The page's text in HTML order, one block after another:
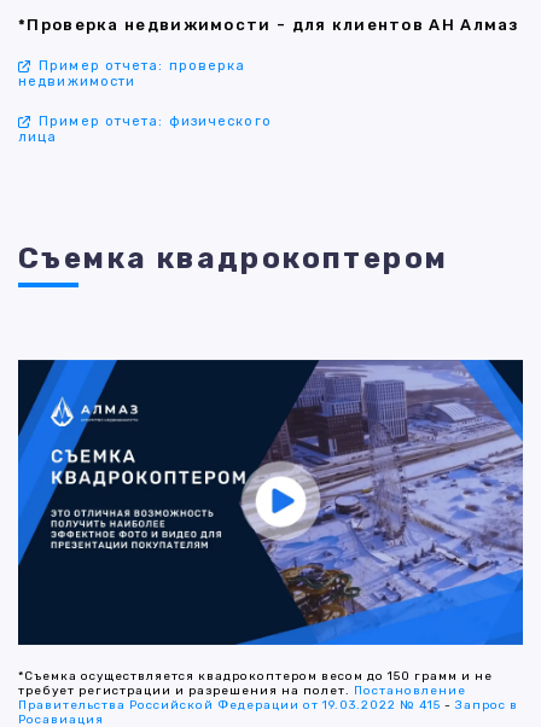
*Проверка недвижимости - для клиентов АН Алмаз
Пример отчета: проверка
недвижимости
Пример отчета: физического
лица
Съемка квадрокоптером
*Съемка осуществляется квадрокоптером весом до 150 грамм и не
требует регистрации и разрешения на полет. Постановление
Правительства Российской Федерации от 19.03.2022 № 415 -Запрос в
Росавиация